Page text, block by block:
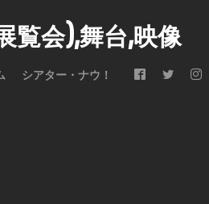
覧会),舞台,映像
シアター・ナウ！